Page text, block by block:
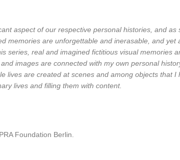
aspect of our respective personal histories, and
memories are unforgettable and inerasable, and
series, real and imagined fictitious visual
images are connected with my own personal
lives are created at scenes and among objects
lives and filling them with content.
Foundation Berlin.